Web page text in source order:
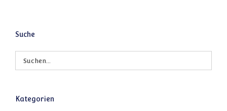
Suche
Kategorien